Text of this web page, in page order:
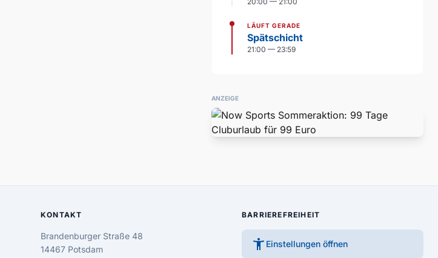
LÄUFT GERADE
Spätschicht
21:00 — 23:59
ANZEIGE
KONTAKT
Brandenburger Straße 48
14467 Potsdam
BARRIEREFREIHEIT
accessibility_new Einstellungen öffnen